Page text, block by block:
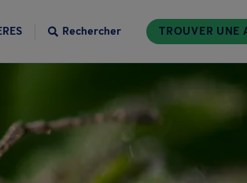
Rechercher TROUVER UNE